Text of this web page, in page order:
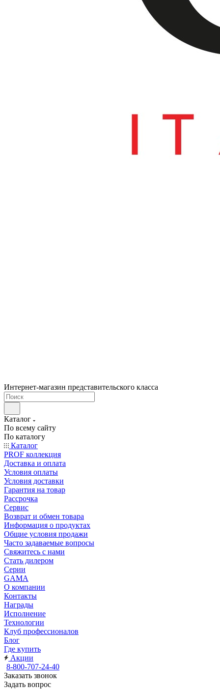
Интернет-магазин представительского класса
Каталог
По всему сайту
По каталогу
Каталог
PROF коллекция
Доставка и оплата
Условия оплаты
Условия доставки
Гарантия на товар
Рассрочка
Сервис
Возврат и обмен товара
Информация о продуктах
Общие условия продажи
Часто задаваемые вопросы
Свяжитесь с нами
Стать дилером
Серии
GAMA
О компании
Контакты
Награды
Исполнение
Технологии
Клуб профессионалов
Блог
Где купить
Акции
8-800-707-24-40
Заказать звонок
Задать вопрос